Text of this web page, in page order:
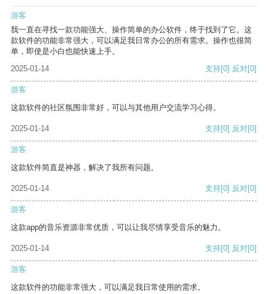
游客
我一直在寻找一款功能强大、操作简单的办公软件，终于找到了它。这
款软件的功能非常强大，可以满足我日常办公的所有需求。操作也很简
单，即使是小白也能快速上手。
2025-01-14
支持[0] 反对[0]
游客
这款软件的社区氛围非常好，可以与其他用户交流学习心得。
2025-01-14 支持[0] 反对[0]
游客
这款软件简直是神器，解决了我所有问题。
2025-01-14 支持[0] 反对[0]
游客
这款app的音乐资源非常优质，可以让我尽情享受音乐的魅力。
2025-01-14 支持[0] 反对[0]
游客
这款软件的功能非常强大，可以满足我日常使用的需求。